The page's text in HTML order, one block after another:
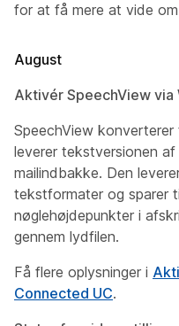
for at få mere at vide
August
Aktivér SpeechView
SpeechView
leverer tekstversionen
mailindbakke. Den
tekstformater og sparer
nøglehøjdepunkter i
gennem lydfilen.
Få flere oplysninger i
Connected UC.